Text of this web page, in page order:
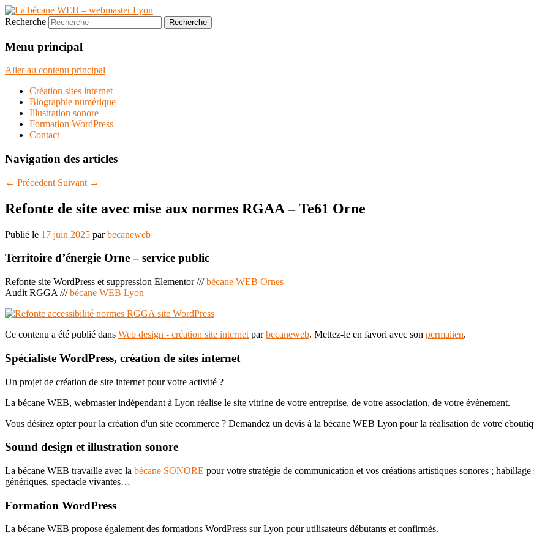
Recherche
Menu principal
Aller au contenu principal
Création sites internet
Biographie numérique
Illustration sonore
Formation WordPress
Contact
Navigation des articles
← Précédent Suivant →
Refonte de site avec mise aux normes RGAA – Te61 Orne
Publié le 17 juin 2025 parbecaneweb
Territoire d’énergie Orne – service public
Refonte site WordPress et suppression Elementor ///bécane WEB Ornes
Audit RGGA ///bécane WEB Lyon
Ce contenu a été publié dans Web design - création site internet parbecaneweb. Mettez-le en favori avec son permalien.
Spécialiste WordPress, création de sites internet
Un projet de création de site internet pour votre activité ?
La bécane WEB, webmaster indépendant à Lyon réalise le site vitrine de votre entreprise, de votre association, de votre évènement.
Vous désirez opter pour la création d'un site ecommerce ? Demandez un devis à la bécane WEB Lyon pour la réalisation de votre
Sound design et illustration sonore
La bécane WEB travaille avec la bécane SONORE pour votre stratégie de communication et vos créations artistiques sonores ;
génériques, spectacle vivantes…
Formation WordPress
La bécane WEB propose également des formations WordPress sur Lyon pour utilisateurs débutants et confirmés.